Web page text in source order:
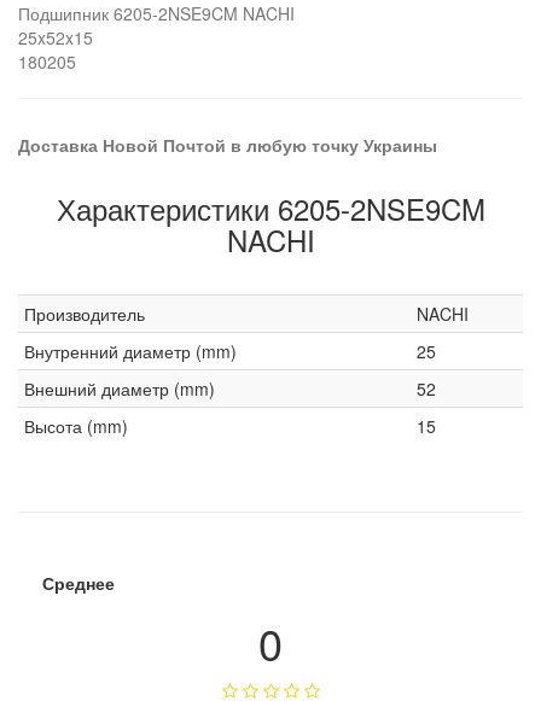
Подшипник 6205-2NSE9CM NACHI
25x52x15
180205
Доставка Новой Почтой в любую точку Украины
Характеристики 6205-2NSE9CM
NACHI
Производитель
NACHI
Внутренний диаметр (mm)
25
Внешний диаметр (mm)
52
Высота (mm)
15
Среднее
0